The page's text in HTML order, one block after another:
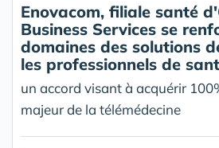
Enovacom, filiale santé
Business Services se
domaines des solutions
les professionnels de
un accord visant à acquérir
majeur de la télémédecine